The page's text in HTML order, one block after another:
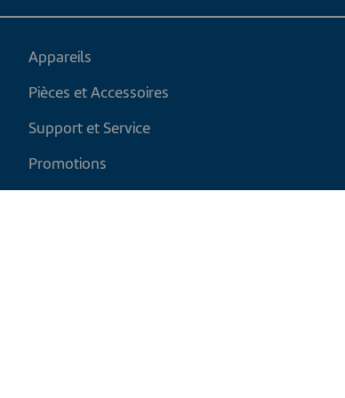
Appareils
Pièces et Accessoires
Support et Service
Promotions